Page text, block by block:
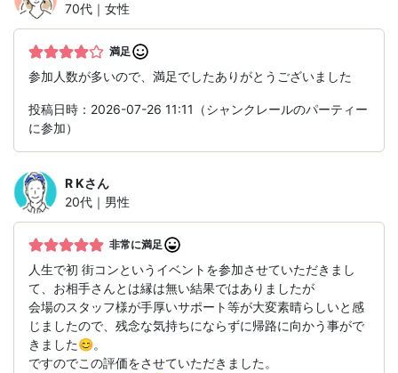
70代｜女性
満足
参加人数が多いので、満足でしたありがとうございました
投稿日時：2026-07-26 11:11（シャンクレールのパーティー
に参加）
R Kさん
20代｜男性
非常に満足
人生で初 街コンというイベントを参加させていただきまし
て、お相手さんとは縁は無い結果ではありましたが
会場のスタッフ様が手厚いサポート等が大変素晴らしいと感
じましたので、残念な気持ちにならずに帰路に向かう事がで
きました😊。
ですのでこの評価をさせていただきました。